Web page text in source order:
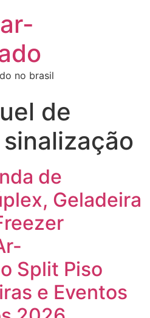
no brasil
de
de
Geladeira
Split Piso
e Eventos